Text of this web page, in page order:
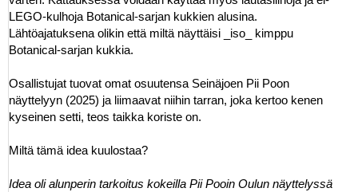
LEGO-kulhoja Botanical-sarjan kukkien alusina.
Lähtöajatuksena olikin että miltä näyttäisi _iso_ kimppu
Botanical-sarjan kukkia.
Osallistujat tuovat omat osuutensa Seinäjoen Pii Poon
näyttelyyn (2025) ja liimaavat niihin tarran, joka kertoo kenen
kyseinen setti, teos taikka koriste on.
Miltä tämä idea kuulostaa?
Idea oli alunperin tarkoitus kokeilla Pii Pooin Oulun näyttelyssä